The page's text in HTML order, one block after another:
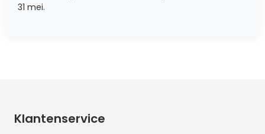
31 mei.
Klantenservice